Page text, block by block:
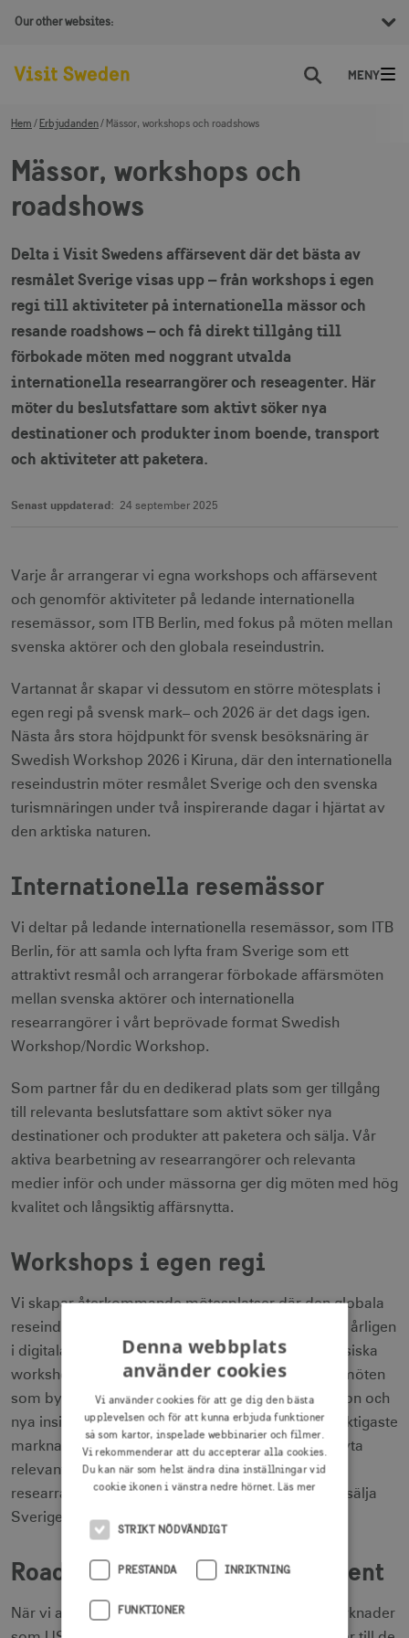
Our other websites:
Sök
Hem Erbjudanden Mässor, workshops och roadshows
Mässor, workshops och
roadshows
Delta i Visit Swedens affärsevent där det bästa av
resmålet Sverige visas upp – från workshops i egen
regi till aktiviteter på internationella mässor och
resande roadshows – och få direkt tillgång till
förbokade möten med noggrant utvalda
internationella researrangörer och reseagenter. Här
möter du beslutsfattare som aktivt söker nya
destinationer och produkter inom boende, transport
och aktiviteter att paketera.
Senast uppdaterad: 24 september 2025
Varje år arrangerar vi egna workshops och affärsevent
och genomför aktiviteter på ledande internationella
resemässor, som ITB Berlin, med fokus på möten mellan
svenska aktörer och den globala reseindustrin.
Vartannat år skapar vi dessutom en större mötesplats i
egen regi på svensk mark– och 2026 är det dags igen.
Nästa års stora höjdpunkt för svensk besöksnäring är
Swedish Workshop 2026 i Kiruna, där den internationella
reseindustrin möter resmålet Sverige och den svenska
turismnäringen under två inspirerande dagar i hjärtat av
den arktiska naturen.
Internationella resemässor
Vi deltar på ledande internationella resemässor, som ITB
Berlin, för att samla och lyfta fram Sverige som ett
attraktivt resmål och arrangerar förbokade affärsmöten
mellan svenska aktörer och internationella
researrangörer i vårt beprövade format Swedish
Workshop/Nordic Workshop.
Som partner får du en dedikerad plats som ger tillgång
till relevanta beslutsfattare som aktivt söker nya
destinationer och produkter att paketera och sälja. Vår
aktiva bearbetning av researrangörer och relevanta
medier inför och under mässorna ger dig möten med hög
kvalitet och långsiktig affärsnytta.
Workshops i egen regi
Vi skapar återkommande mötesplatser där den globala
reseindustrin möter den svenska turismnäringen – årligen
i digitala workshops och vartannat år vid större fysiska
workshops i Sverige. Här kombineras förbokade möten
som bygger långsiktiga samarbeten med inspiration och
nya insikter om trender och möjligheter på våra viktigaste
marknader. Som deltagare får du möjlighet att knyta
relevanta kontakter och fördjupa dialogen med
researrangörer som har intresse och kapacitet att sälja
Sverige.
Roadshows – resande affärsevent
När vi arrangerar roadshows tar vi Sverige till marknader
Denna webbplats
använder cookies
Vi använder cookies för att ge dig den bästa
upplevelsen och för att kunna erbjuda funktioner
så som kartor, inspelade webbinarier och filmer.
Vi rekommenderar att du accepterar alla cookies.
Du kan när som helst ändra dina inställningar vid
cookie ikonen i vänstra nedre hörnet. Läs mer
STRIKT NÖDVÄNDIGT
PRESTANDA INRIKTNING
FUNKTIONER